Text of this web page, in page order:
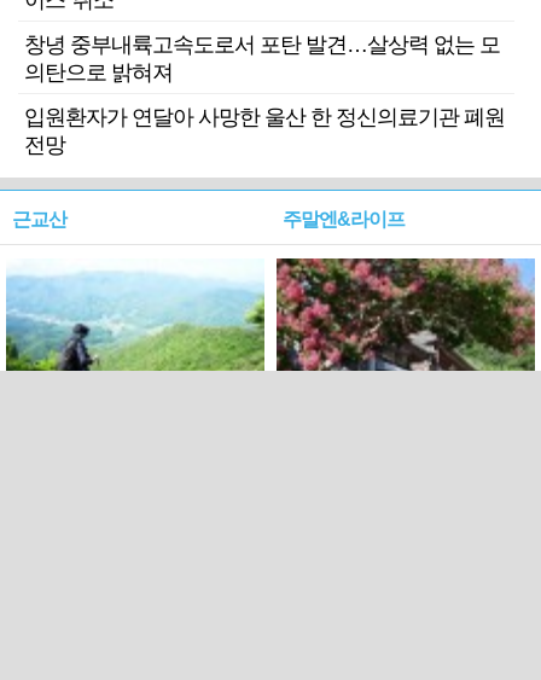
창녕 중부내륙고속도로서 포탄 발견…살상력 없는 모
의탄으로 밝혀져
입원환자가 연달아 사망한 울산 한 정신의료기관 폐원
전망
근교산 주말엔&라이프